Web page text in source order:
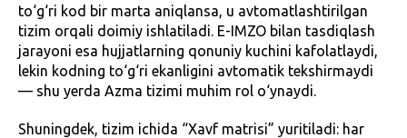
to‘g‘ri kod bir marta aniqlansa, u avtomatlashtirilgan
tizim orqali doimiy ishlatiladi. E-IMZO bilan tasdiqlash
jarayoni esa hujjatlarning qonuniy kuchini kafolatlaydi,
lekin kodning to‘g‘ri ekanligini avtomatik tekshirmaydi
— shu yerda Azma tizimi muhim rol o‘ynaydi.
Shuningdek, tizim ichida “Xavf matrisi” yuritiladi: har